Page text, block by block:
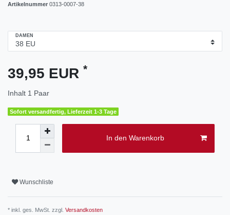
Artikelnummer 0313-0007-38
DAMEN
39,95 EUR *
Inhalt 1 Paar
Sofort versandfertig, Lieferzeit 1-3 Tage
In den Warenkorb
Wunschliste
* inkl. ges. MwSt. zzgl. Versandkosten